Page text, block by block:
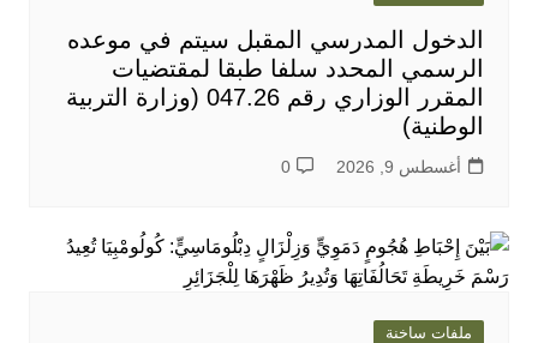
الدخول المدرسي المقبل سیتم في موعده
الرسمي المحدد سلفا طبقا لمقتضیات
المقرر الوزاري رقم 047.26 (وزارة التربية
الوطنية)
أغسطس 9, 2026 0
ملفات ساخنة